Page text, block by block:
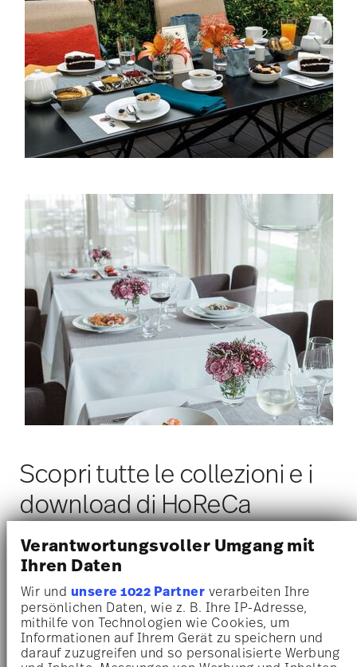
Verantwortungsvoller Umgang mit
Ihren Daten
Wir und unsere 1022 Partnerverarbeiten Ihre
persönlichen Daten, wie z. B. Ihre IP-Adresse,
mithilfe von Technologien wie Cookies, um
Informationen auf Ihrem Gerät zu speichern und
darauf zuzugreifen und so personalisierte Werbung
Scopri tutte le collezioni e i
download di HoReCa
Siete diventati curiosi? Scoprite come Rosenthal
alberghi di tutto il mondo. Le nostre collezioni di
porcellana sono progettate per soddisfare i più alti
standard di funzionalità, estetica e durata, ideali per
le esigenze uniche del settore alberghiero.